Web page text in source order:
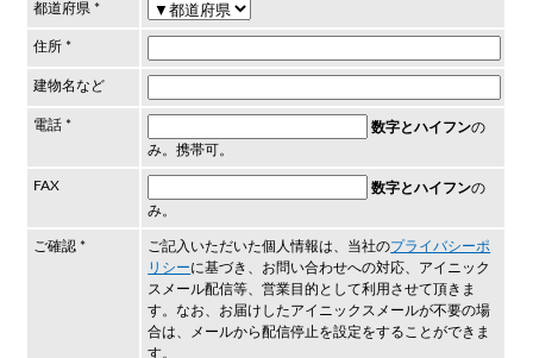
都道府県 *
住所 *
建物名など
電話 * 数字とハイフンの
み。携帯可。
FAX 数字とハイフンの
み。
ご確認 * ご記入いただいた個人情報は、当社のプライバシーポ
リシーに基づき、お問い合わせへの対応、アイニック
スメール配信等、営業目的として利用させて頂きま
す。なお、お届けしたアイニックスメールが不要の場
合は、メールから配信停止を設定をすることができま
す。